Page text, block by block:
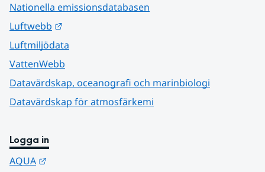
Nationella emissionsdatabasen
Luftwebb
Luftmiljödata
VattenWebb
Datavärdskap, oceanografi och marinbiologi
Datavärdskap för atmosfärkemi
Logga in
AQUA